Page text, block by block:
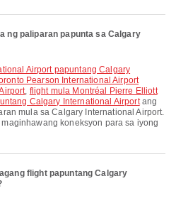
ng paliparan papunta sa Calgary
Airport papuntang Calgary
Pearson International Airport
, flight mula Montréal Pierre Elliott
Calgary International Airportang
mula sa Calgary International Airport.
koneksyon para sa iyong
flight papuntang Calgary